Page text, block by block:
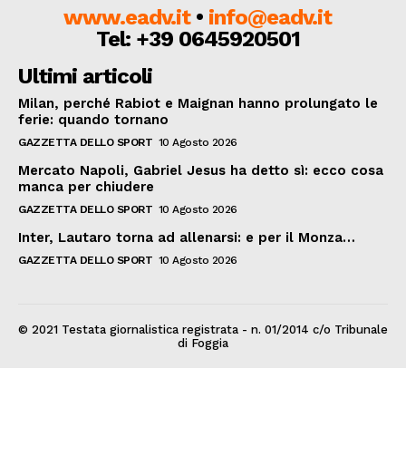
www.eadv.it• info@eadv.it
Tel: +39 0645920501
Ultimi articoli
Milan, perché Rabiot e Maignan hanno prolungato le
ferie: quando tornano
GAZZETTA DELLO SPORT 10 Agosto 2026
Mercato Napoli, Gabriel Jesus ha detto sì: ecco cosa
manca per chiudere
GAZZETTA DELLO SPORT 10 Agosto 2026
Inter, Lautaro torna ad allenarsi: e per il Monza…
GAZZETTA DELLO SPORT 10 Agosto 2026
© 2021 Testata giornalistica registrata - n. 01/2014 c/o Tribunale
di Foggia